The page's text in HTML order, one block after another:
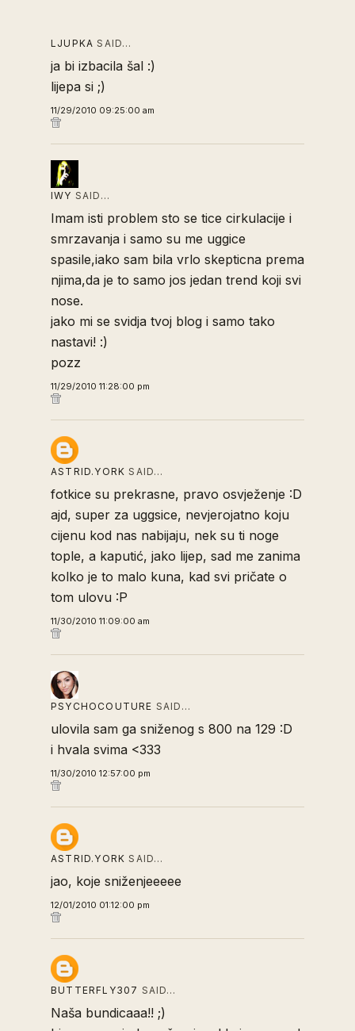
LJUPKA SAID…
ja bi izbacila šal :)
lijepa si ;)
11/29/2010 09:25:00 am
IWY SAID…
Imam isti problem sto se tice cirkulacije i
smrzavanja i samo su me uggice
spasile,iako sam bila vrlo skepticna prema
njima,da je to samo jos jedan trend koji svi
nose.
jako mi se svidja tvoj blog i samo tako
nastavi! :)
pozz
11/29/2010 11:28:00 pm
ASTRID.YORK SAID…
fotkice su prekrasne, pravo osvježenje :D
ajd, super za uggsice, nevjerojatno koju
cijenu kod nas nabijaju, nek su ti noge
tople, a kaputić, jako lijep, sad me zanima
kolko je to malo kuna, kad svi pričate o
tom ulovu :P
11/30/2010 11:09:00 am
PSYCHOCOUTURE SAID…
ulovila sam ga sniženog s 800 na 129 :D
i hvala svima <333
11/30/2010 12:57:00 pm
ASTRID.YORK SAID…
jao, koje sniženjeeeee
12/01/2010 01:12:00 pm
BUTTERFLY307 SAID…
Naša bundicaaa!! ;)